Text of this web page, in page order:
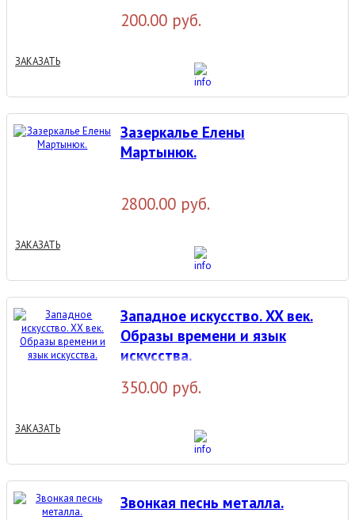
200.00 руб.
ЗАКАЗАТЬ
Зазеркалье Елены
Мартынюк.
2800.00 руб.
ЗАКАЗАТЬ
Западное искусство. XX век.
Образы времени и язык
искусства.
350.00 руб.
ЗАКАЗАТЬ
Звонкая песнь металла.